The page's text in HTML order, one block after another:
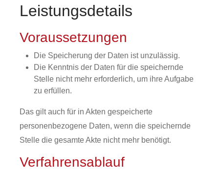
Leistungsdetails
Voraussetzungen
Die Speicherung der Daten ist unzulässig.
Die Kenntnis der Daten für die speichernde
Stelle nicht mehr erforderlich, um ihre Aufgabe
zu erfüllen.
Das gilt auch für in Akten gespeicherte
personenbezogene Daten, wenn die speichernde
Stelle die gesamte Akte nicht mehr benötigt.
Verfahrensablauf